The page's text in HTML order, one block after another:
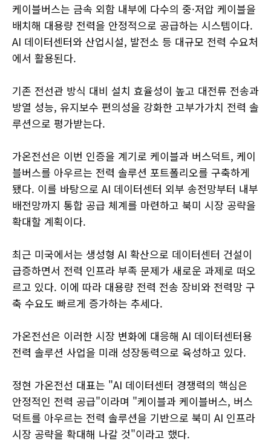
케이블버스는 금속 외함 내부에 다수의 중·저압 케이블을
배치해 대용량 전력을 안정적으로 공급하는 시스템이다.
AI 데이터센터와 산업시설, 발전소 등 대규모 전력 수요처
에서 활용된다.
기존 전선관 방식 대비 설치 효율성이 높고 대전류 전송과
방열 성능, 유지보수 편의성을 강화한 고부가가치 전력 솔
루션으로 평가받는다.
가온전선은 이번 인증을 계기로 케이블과 버스덕트, 케이
블버스를 아우르는 전력 솔루션 포트폴리오를 구축하게
됐다. 이를 바탕으로 AI 데이터센터 외부 송전망부터 내부
배전망까지 통합 공급 체계를 마련하고 북미 시장 공략을
확대할 계획이다.
최근 미국에서는 생성형 AI 확산으로 데이터센터 건설이
급증하면서 전력 인프라 부족 문제가 새로운 과제로 떠오
르고 있다. 이에 따라 대용량 전력 전송 장비와 전력망 구
축 수요도 빠르게 증가하는 추세다.
가온전선은 이러한 시장 변화에 대응해 AI 데이터센터용
전력 솔루션 사업을 미래 성장동력으로 육성하고 있다.
정현 가온전선 대표는 "AI 데이터센터 경쟁력의 핵심은
안정적인 전력 공급"이라며 "케이블과 케이블버스, 버스
덕트를 아우르는 전력 솔루션을 기반으로 북미 AI 인프라
시장 공략을 확대해 나갈 것"이라고 했다.